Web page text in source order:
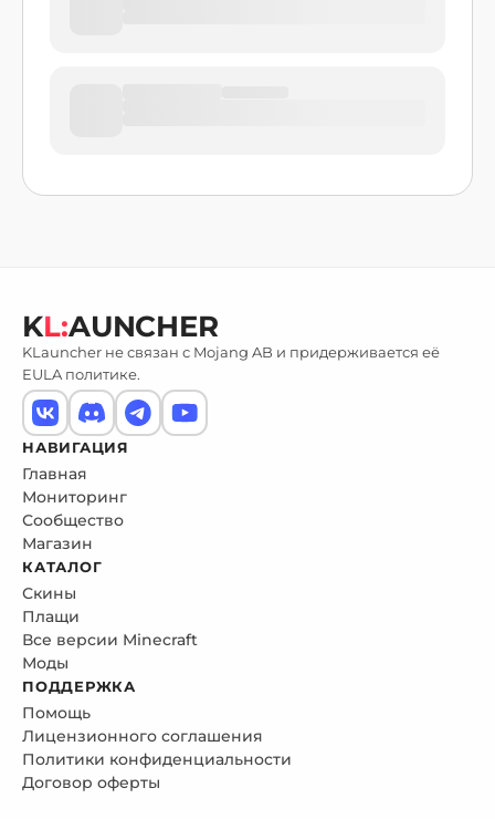
KL:AUNCHER
KLauncher не связан с Mojang AB и придерживается её
EULA политике.
НАВИГАЦИЯ
Главная
Мониторинг
Сообщество
Магазин
КАТАЛОГ
Скины
Плащи
Все версии Minecraft
Моды
ПОДДЕРЖКА
Помощь
Лицензионного соглашения
Политики конфиденциальности
Договор оферты